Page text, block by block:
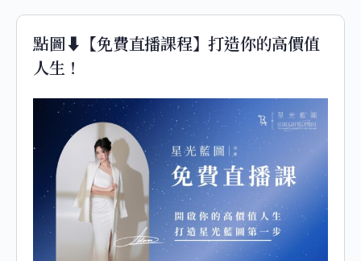
點圖⬇️【免費直播課程】打造你的高價值
人生！